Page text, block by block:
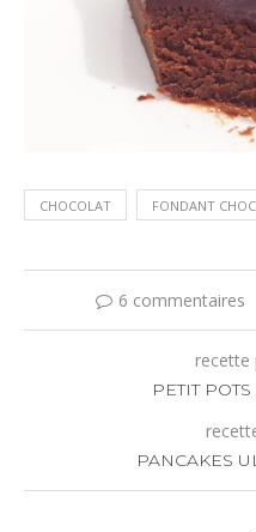
CHOCOLAT FONDANT
6 commentaires
recette
PETIT
PANCAKES